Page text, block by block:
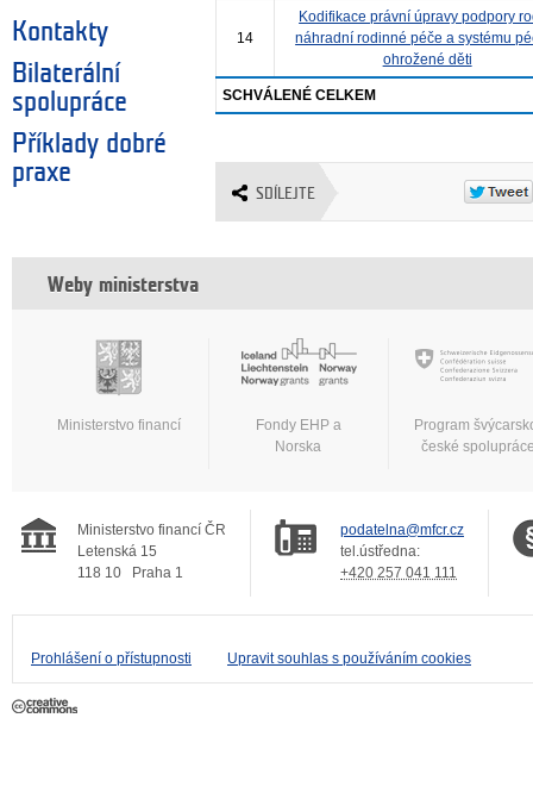
Kontakty
Bilaterální
spolupráce
Příklady dobré
praxe
14
Kodifikace právní úpravy podpory
náhradní rodinné péče a systému
ohrožené děti
SCHVÁLENÉ CELKEM
SDÍLEJTE
Weby ministerstva
Ministerstvo financí
Fondy EHP a
Norska
Program
české
Ministerstvo financí ČR
Letenská 15
118 10
Praha 1
podatelna@mfcr.cz
tel.ústředna:
+420 257 041 111
Prohlášení o přístupnosti Upravit souhlas s používáním cookies